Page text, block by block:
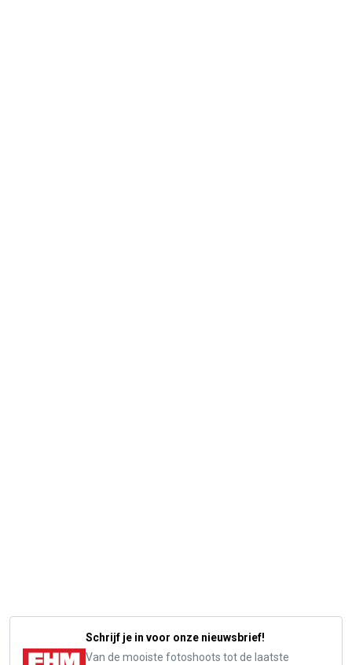
Schrijf je in voor onze nieuwsbrief!
Van de mooiste fotoshoots tot de laatste